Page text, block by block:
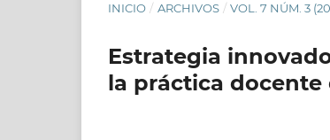
INICIO / ARCHIVOS / VOL. 7 NÚM. 3
Estrategia
la práctica